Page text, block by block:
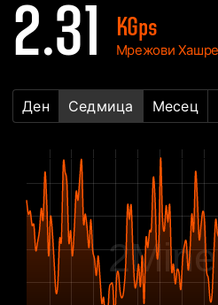
2.31 KGps
Мрежови
Ден Седмица Месец